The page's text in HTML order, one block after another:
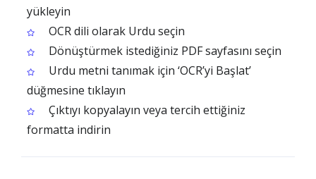
yükleyin
OCR dili olarak Urdu seçin
Dönüştürmek istediğiniz PDF sayfasını seçin
Urdu metni tanımak için ‘OCR’yi Başlat’
düğmesine tıklayın
Çıktıyı kopyalayın veya tercih ettiğiniz
formatta indirin